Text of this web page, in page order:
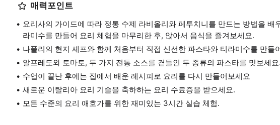
매력포인트
요리사의 가이드에 따라 정통 수제 라비올리와 페투치니를 만드는 방법을 배
라미수를 만들어 요리 체험을 마무리한 후, 앉아서 음식을 즐겨보세요.
나폴리의 현지 셰프와 함께 처음부터 직접 신선한 파스타와 티라미수를 만들
알프레도와 토마토, 두 가지 전통 소스를 곁들인 두 종류의 파스타를 맛보세요.
수업이 끝난 후에는 집에서 배운 레시피로 요리를 다시 만들어보세요
새로운 이탈리아 요리 기술을 축하하는 요리 수료증을 받으세요.
모든 수준의 요리 애호가를 위한 재미있는 3시간 실습 체험.